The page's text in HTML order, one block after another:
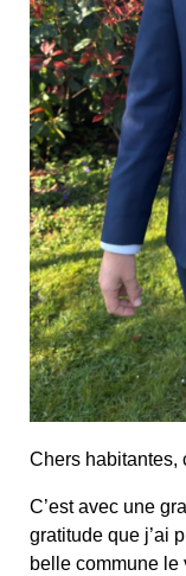
Chers habitantes,
C’est avec une
gratitude que j’ai
belle commune le